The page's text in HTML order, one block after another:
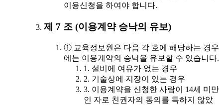
이용신청을 하여야 합니다.
제 7 조 (이용계약 승낙의 유보)
① 교육정보원은 다음 각 호에 해당하는 경우
에는 이용계약의 승낙을 유보할 수 있습니다.
1. 설비에 여유가 없는 경우
2. 기술상에 지장이 있는 경우
3. 이용계약을 신청한 사람이 14세 미만
인 자로 친권자의 동의를 득하지 않았